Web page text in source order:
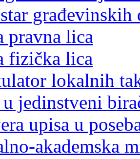
građevinskih
pravna lica
fizička lica
lokalnih
jedinstveni
upisa u
akademska